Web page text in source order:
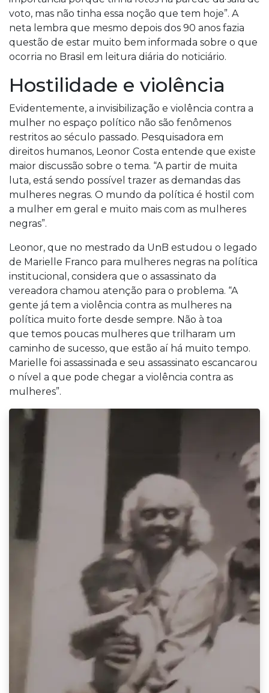
voto, mas não tinha essa noção que tem hoje”. A
neta lembra que mesmo depois dos 90 anos fazia
questão de estar muito bem informada sobre o que
ocorria no Brasil em leitura diária do noticiário.
Hostilidade e violência
Evidentemente, a invisibilização e violência contra a
mulher no espaço político não são fenômenos
restritos ao século passado. Pesquisadora em
direitos humanos, Leonor Costa entende que existe
maior discussão sobre o tema. “A partir de muita
luta, está sendo possível trazer as demandas das
mulheres negras. O mundo da política é hostil com
a mulher em geral e muito mais com as mulheres
negras”.
Leonor, que no mestrado da UnB estudou o legado
de Marielle Franco para mulheres negras na política
institucional, considera que o assassinato da
vereadora chamou atenção para o problema. “A
gente já tem a violência contra as mulheres na
política muito forte desde sempre. Não à toa
que temos poucas mulheres que trilharam um
caminho de sucesso, que estão aí há muito tempo.
Marielle foi assassinada e seu assassinato escancarou
o nível a que pode chegar a violência contra as
mulheres”.